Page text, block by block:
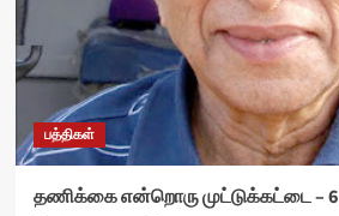
பத்திகள்
தணிக்கை என்றொரு முட்டுக்கட்டை – 6